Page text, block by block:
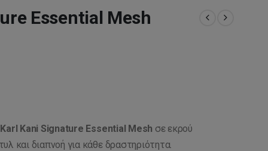
Essential Mesh
Karl Kani Signature Essential Mesh σε εκρού
και διαπνοή για κάθε δραστηριότητα.